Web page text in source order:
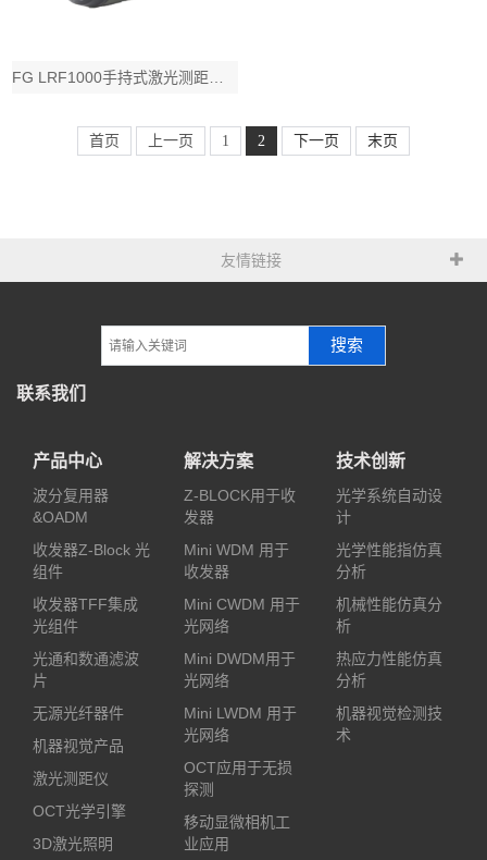
首页 上一页 1 2 下一页 末页
友情链接
搜索
联系我们
产品中心
波分复用器
&OADM
收发器Z-Block 光
组件
收发器TFF集成
光组件
光通和数通滤波
片
无源光纤器件
机器视觉产品
激光测距仪
OCT光学引擎
3D激光照明
解决方案
Z-BLOCK用于收
发器
Mini WDM 用于
收发器
Mini CWDM 用于
光网络
Mini DWDM用于
光网络
Mini LWDM 用于
光网络
OCT应用于无损
探测
移动显微相机工
业应用
技术创新
光学系统自动设
计
光学性能指仿真
分析
机械性能仿真分
析
热应力性能仿真
分析
机器视觉检测技
术